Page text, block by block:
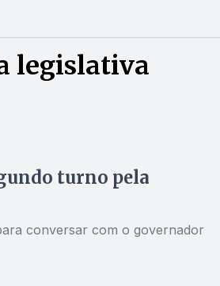
legislativa
turno pela
conversar com o governador